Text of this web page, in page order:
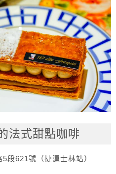
法式甜點咖啡
段621號（捷運士林站）